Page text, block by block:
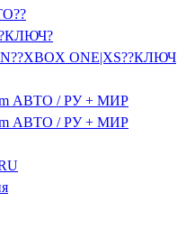
ONE|XS??КЛЮЧ
АВТО / РУ + МИР
АВТО / РУ + МИР